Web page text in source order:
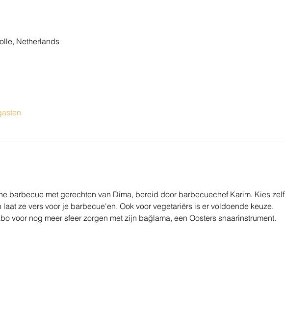
Netherlands
barbecue met gerechten van Dima, bereid door barbecuechef Karim. Kies zelf
ze vers voor je barbecue'en. Ook voor vegetariërs is er voldoende keuze.
voor nog meer sfeer zorgen met zijn bağlama, een Oosters snaarinstrument.